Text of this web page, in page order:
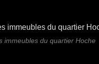
immeubles du quartier Hoche